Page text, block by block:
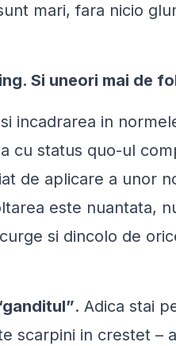
mari, fara nicio
Si uneori mai de
incadrarea in
cu status quo-ul
de aplicare a unor
este nuantata,
si dincolo de
. Adica stai
scarpini in crestet –